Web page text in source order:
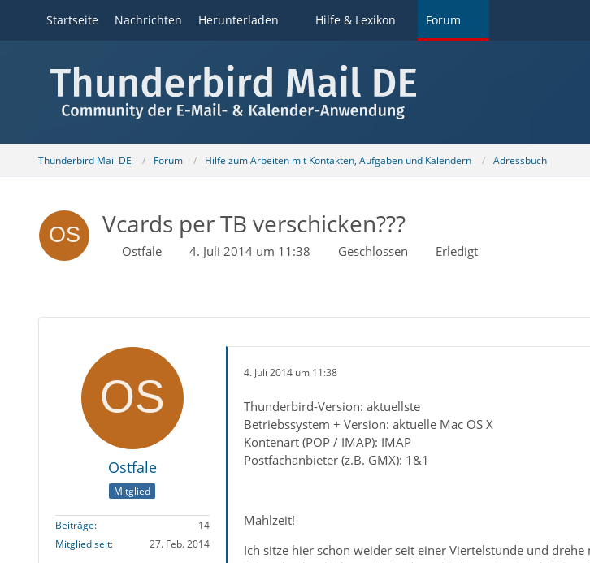
Startseite Nachrichten Herunterladen Hilfe & Lexikon Forum
Thunderbird Mail DE Forum Hilfe zum Arbeiten mit Kontakten, Aufgaben und Kalendern Adressbuch
Vcards per TB verschicken???
Ostfale 4. Juli 2014 um 11:38 Geschlossen Erledigt
Ostfale
Mitglied
Beiträge
14
Mitglied seit
27. Feb. 2014
4. Juli 2014 um 11:38
Thunderbird-Version: aktuellste
Betriebssystem + Version: aktuelle Mac OS X
Kontenart (POP / IMAP): IMAP
Postfachanbieter (z.B. GMX): 1&1
Mahlzeit!
Ich sitze hier schon weider seit einer Viertelstunde und